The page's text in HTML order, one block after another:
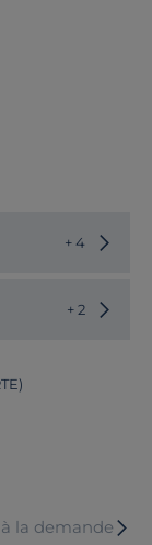
+ 4
+ 2
la demande